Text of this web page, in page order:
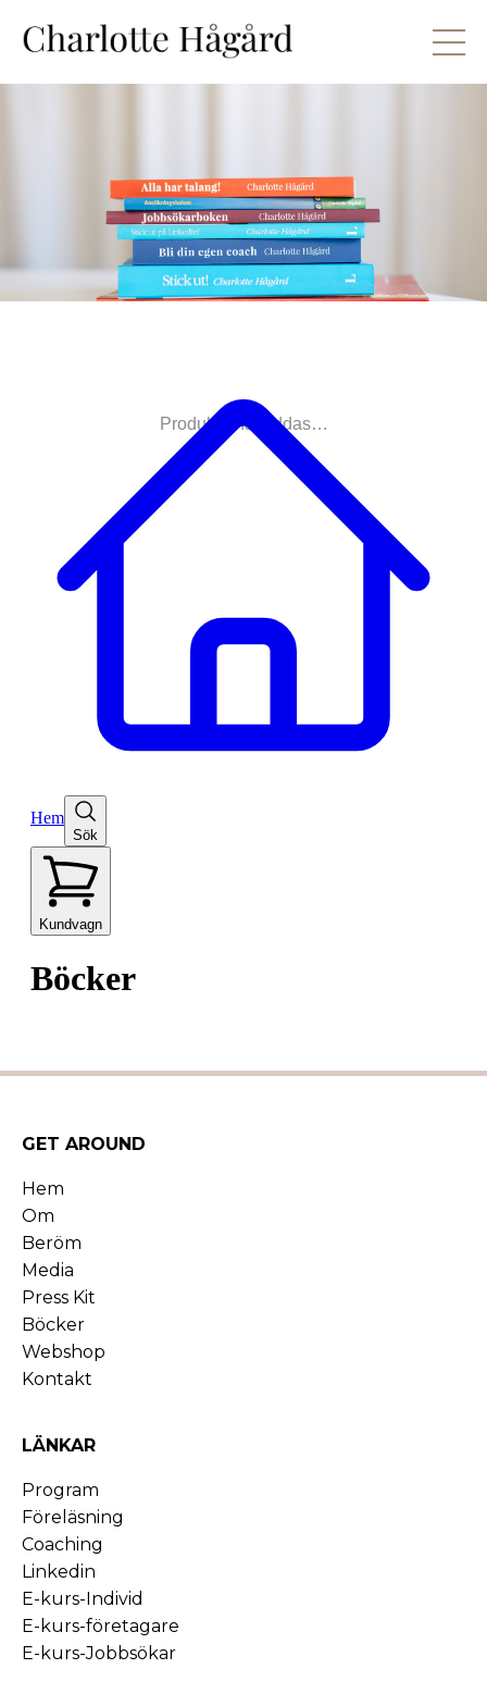
Produkterna laddas…
GET AROUND
Hem
Om
Beröm
Media
Press Kit
Böcker
Webshop
Kontakt
LÄNKAR
Program
Föreläsning
Coaching
Linkedin
E-kurs-Individ
E-kurs-företagare
E-kurs-Jobbsökar